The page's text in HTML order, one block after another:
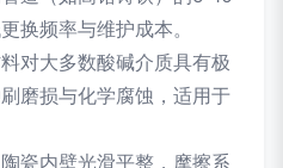
换频率与维护成本。
料对大多数酸碱介质具有极
磨损与化学腐蚀，适用于
陶瓷内壁光滑平整，摩擦系